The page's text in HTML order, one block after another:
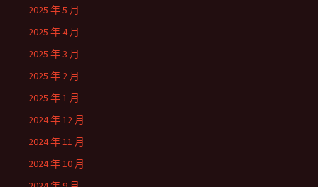
2025 年 5 月
2025 年 4 月
2025 年 3 月
2025 年 2 月
2025 年 1 月
2024 年 12 月
2024 年 11 月
2024 年 10 月